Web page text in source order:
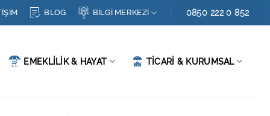
BLOG BİLGİ MERKEZİ 0850 222 0 852
EMEKLİLİK & HAYAT TİCARİ & KURUMSAL